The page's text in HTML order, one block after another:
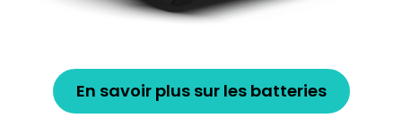
En savoir plus sur les batteries